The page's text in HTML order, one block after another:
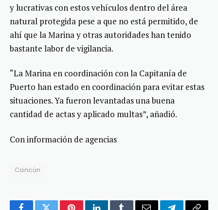
y lucrativas con estos vehículos dentro del área
natural protegida pese a que no está permitido, de
ahí que la Marina y otras autoridades han tenido
bastante labor de vigilancia.
“La Marina en coordinación con la Capitanía de
Puerto han estado en coordinación para evitar estas
situaciones. Ya fueron levantadas una buena
cantidad de actas y aplicado multas”, añadió.
Con información de agencias
Cancún